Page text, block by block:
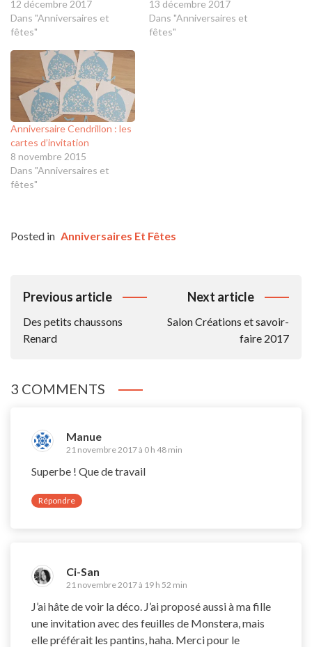
12 décembre 2017
Dans "Anniversaires et
fêtes"
13 décembre 2017
Dans "Anniversaires et
fêtes"
Anniversaire Cendrillon : les
cartes d’invitation
8 novembre 2015
Dans "Anniversaires et
fêtes"
Posted in Anniversaires Et Fêtes
Navigation
L’article
Previous article
Des petits chaussons
Renard
Next article
Salon Créations et savoir-
faire 2017
3 COMMENTS
Manue
21 novembre 2017 à 0 h 48 min
Superbe ! Que de travail
Répondre
Ci-San
21 novembre 2017 à 19 h 52 min
J’ai hâte de voir la déco. J’ai proposé aussi à ma fille
une invitation avec des feuilles de Monstera, mais
elle préférait les pantins, haha. Merci pour le